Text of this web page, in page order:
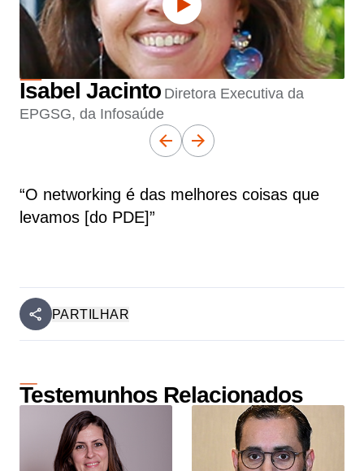
Isabel Jacinto Diretora Executiva da
EPGSG, da Infosaúde
“O networking é das melhores coisas que
levamos [do PDE]”
PARTILHAR
Testemunhos Relacionados